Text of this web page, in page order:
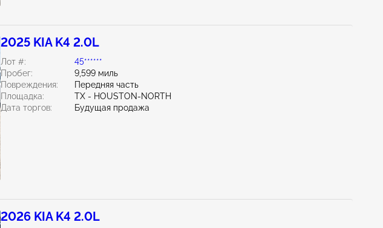
2025 KIA K4 2.0L
Лот #:
45******
Пробег:
9,599 миль
Повреждения:
Передняя часть
Площадка:
TX - HOUSTON-NORTH
Дата торгов:
Будущая продажа
2026 KIA K4 2.0L